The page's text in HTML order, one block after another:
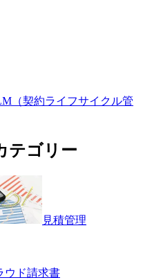
（契約ライフサイクル管
テゴリー
見積管理
ウド請求書